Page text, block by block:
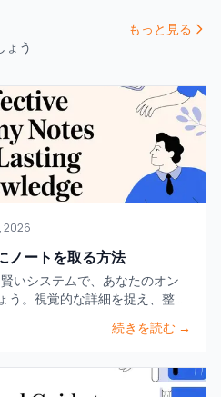
ょう
もっと見る
2026
ノートを取る方法
いシステムで、あなたのオン
う。視覚的な詳細を捉え、整理
続きを読む →